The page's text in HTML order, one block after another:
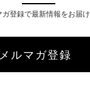
ガ登録で最新情報をお届け
メルマガ登録